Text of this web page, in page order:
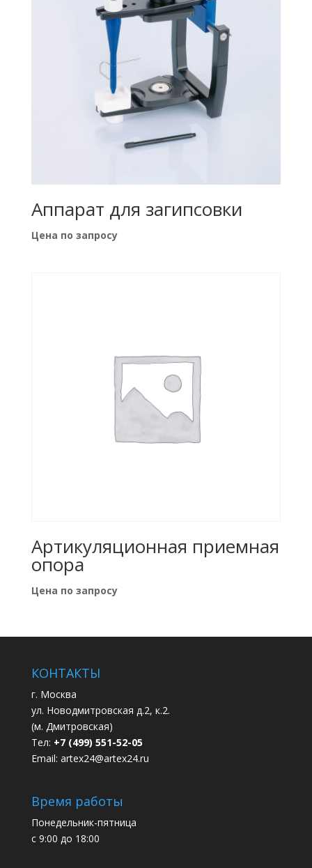
Аппарат для загипсовки
Цена по запросу
Артикуляционная приемная
опора
Цена по запросу
КОНТАКТЫ
г. Москва
ул. Новодмитровская д.2, к.2.
(м. Дмитровская)
Тел: +7 (499) 551-52-05
Email: artex24@artex24.ru
Время работы
Понедельник-пятница
с 9:00 до 18:00